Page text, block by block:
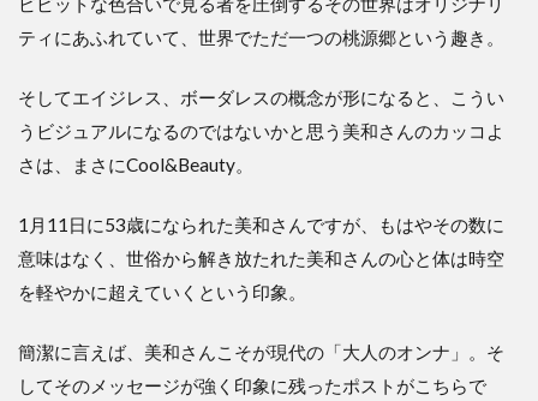
ティにあふれていて、世界でただ一つの桃源郷という趣き。
そしてエイジレス、ボーダレスの概念が形になると、こうい
うビジュアルになるのではないかと思う美和さんのカッコよ
さは、まさにCool&Beauty。
1月11日に53歳になられた美和さんですが、もはやその数に
意味はなく、世俗から解き放たれた美和さんの心と体は時空
を軽やかに超えていくという印象。
簡潔に言えば、美和さんこそが現代の「大人のオンナ」。そ
してそのメッセージが強く印象に残ったポストがこちらで